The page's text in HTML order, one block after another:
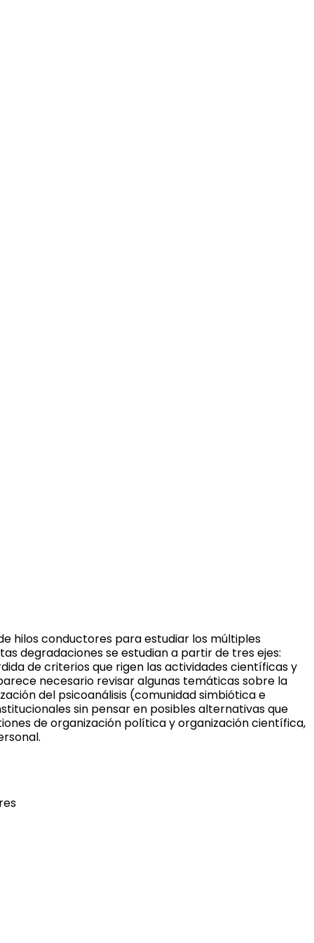
hilos conductores para estudiar los múltiples
degradaciones se estudian a partir de tres ejes:
de criterios que rigen las actividades científicas y
necesario revisar algunas temáticas sobre la
del psicoanálisis (comunidad simbiótica e
sin pensar en posibles alternativas que
de organización política y organización científica,